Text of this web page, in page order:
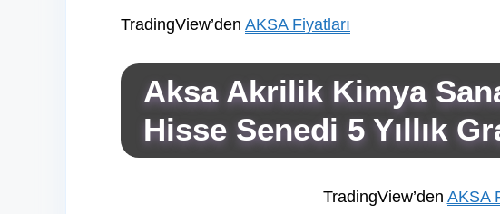
TradingView’den AKSA Fiyatları
Aksa Akrilik Kimya
Hisse Senedi 5 Yıllık
TradingView’den AKSA